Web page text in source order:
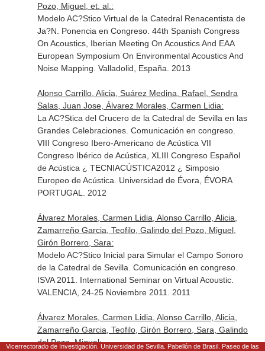
Pozo, Miguel, et. al.:
Modelo AC?Stico Virtual de la Catedral Renacentista de
Ja?N. Ponencia en Congreso. 44th Spanish Congress
On Acoustics, Iberian Meeting On Acoustics And EAA
European Symposium On Environmental Acoustics And
Noise Mapping. Valladolid, España. 2013
Alonso Carrillo, Alicia, Suárez Medina, Rafael, Sendra
Salas, Juan Jose, Álvarez Morales, Carmen Lidia:
La AC?Stica del Crucero de la Catedral de Sevilla en las
Grandes Celebraciones. Comunicación en congreso.
VIII Congreso Ibero-Americano de Acústica VII
Congreso Ibérico de Acústica, XLIII Congreso Español
de Acústica ¿ TECNIACÚSTICA2012 ¿ Simposio
Europeo de Acústica. Universidad de Évora, ÉVORA
PORTUGAL. 2012
Álvarez Morales, Carmen Lidia, Alonso Carrillo, Alicia,
Zamarreño Garcia, Teofilo, Galindo del Pozo, Miguel,
Girón Borrero, Sara:
Modelo AC?Stico Inicial para Simular el Campo Sonoro
de la Catedral de Sevilla. Comunicación en congreso.
ISVA 2011. International Seminar on Virtual Acoustic.
VALENCIA, 24-25 Noviembre 2011. 2011
Álvarez Morales, Carmen Lidia, Alonso Carrillo, Alicia,
Zamarreño Garcia, Teofilo, Girón Borrero, Sara, Galindo
del Pozo, Miguel:
Vicerrectorado de Investigación. Universidad de Sevilla. Pabellón de Brasil. Paseo de las